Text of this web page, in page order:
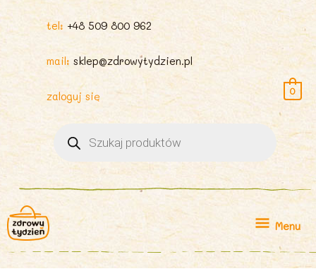
tel: +48 509 800 962
mail: sklep@zdrowytydzien.pl
zaloguj się
produktów
0
Menu
Menu